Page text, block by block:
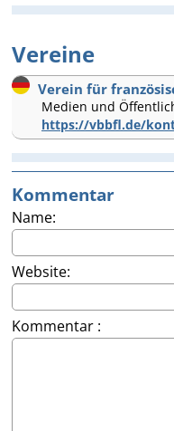
Vereine
Verein für
Medien und
https://vbbfl.de/
Kommentar
Name:
Website:
Kommentar :